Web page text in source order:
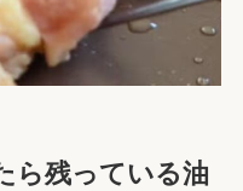
ら残っている油